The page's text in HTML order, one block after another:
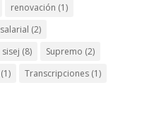
renovación (1)
salarial (2)
sisej (8) Supremo (2)
(1) Transcripciones(1)